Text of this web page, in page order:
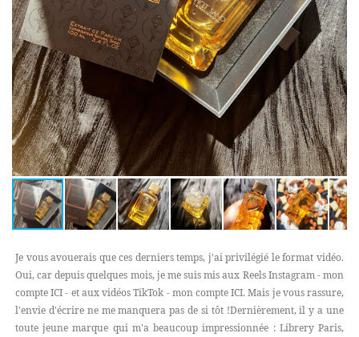
Je vous avouerais que ces derniers temps, j'ai privilégié le format vidéo.
Oui, car depuis quelques mois, je me suis mis aux Reels Instagram - mon
compte ICI - et aux vidéos TikTok - mon compte ICI. Mais je vous rassure,
l'envie d'écrire ne me manquera pas de si tôt !Dernièrement, il y a une
toute jeune marque qui m'a beaucoup impressionnée : Librery Paris,